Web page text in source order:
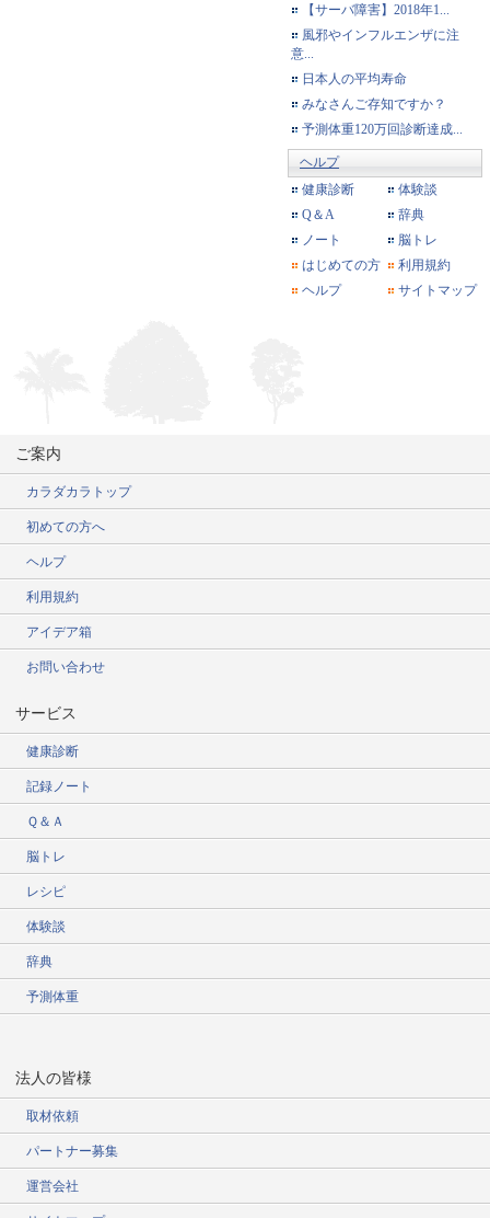
【サーバ障害】2018年1...
風邪やインフルエンザに注
意...
日本人の平均寿命
みなさんご存知ですか？
予測体重120万回診断達成...
ヘルプ
健康診断
体験談
Q＆A
辞典
ノート
脳トレ
はじめての方
利用規約
ヘルプ
サイトマップ
ご案内
カラダカラトップ
初めての方へ
ヘルプ
利用規約
アイデア箱
お問い合わせ
サービス
健康診断
記録ノート
Ｑ＆Ａ
脳トレ
レシピ
体験談
辞典
予測体重
法人の皆様
取材依頼
パートナー募集
運営会社